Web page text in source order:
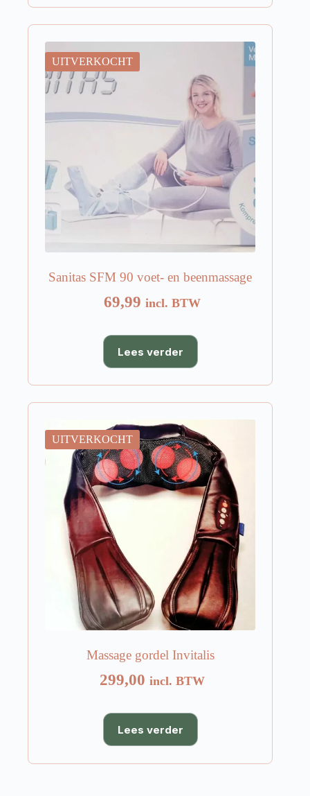
UITVERKOCHT
Sanitas SFM 90 voet- en beenmassage
69,99 incl. BTW
Lees verder
UITVERKOCHT
Massage gordel Invitalis
299,00 incl. BTW
Lees verder